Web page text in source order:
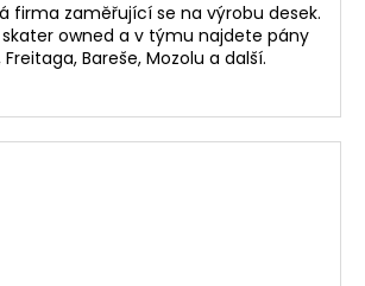
firma zaměřující se na výrobu desek.
skater owned a v týmu najdete pány
Freitaga, Bareše, Mozolu a další.